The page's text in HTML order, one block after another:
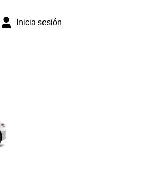
Inicia sesión